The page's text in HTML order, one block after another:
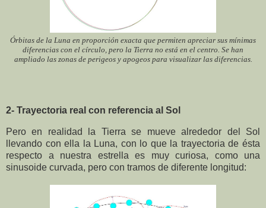
Órbitas de la Luna en proporción exacta que permiten apreciar sus mínimas
diferencias con el círculo, pero la Tierra no está en el centro. Se han
ampliado las zonas de perigeos y apogeos para visualizar las diferencias.
2- Trayectoria real con referencia al Sol
Pero en realidad la Tierra se mueve alrededor del Sol
llevando con ella la Luna, con lo que la trayectoria de ésta
respecto a nuestra estrella es muy curiosa, como una
sinusoide curvada, pero con tramos de diferente longitud: